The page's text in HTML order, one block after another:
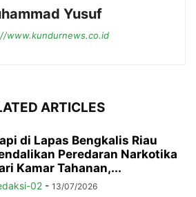
Yusuf
www.kundurnews.co.id
ARTICLES
di Lapas Bengkalis Riau
Peredaran Narkotika
Kamar Tahanan,...
02 - 13/07/2026